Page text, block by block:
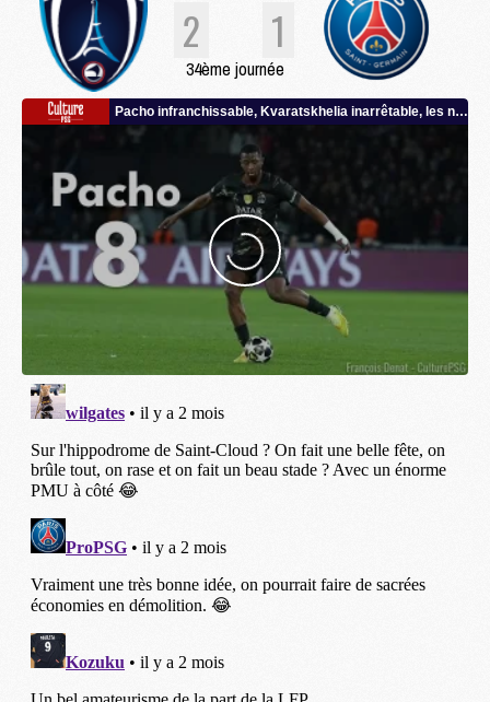
2 1
34ème journée